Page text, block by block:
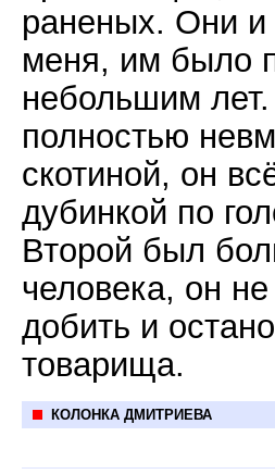
раненых. Они и
меня, им было
небольшим
полностью
скотиной, он
дубинкой по
Второй был
человека, он
добить и
товарища.
КОЛОНКА ДМИТРИЕВА